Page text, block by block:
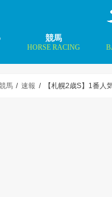
競馬
HORSE RACING
馬 速報 【札幌2歳S】1番